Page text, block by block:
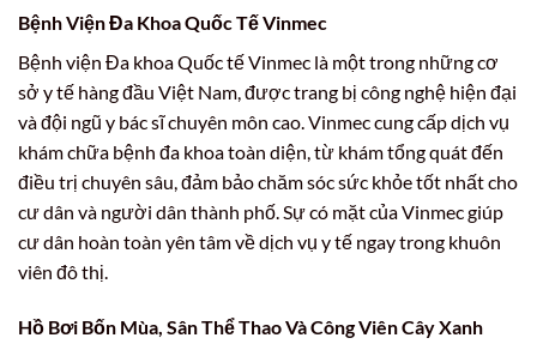
Bệnh Viện Đa Khoa Quốc Tế Vinmec
Bệnh viện Đa khoa Quốc tế Vinmec là một trong những cơ
sở y tế hàng đầu Việt Nam, được trang bị công nghệ hiện đại
và đội ngũ y bác sĩ chuyên môn cao. Vinmec cung cấp dịch vụ
khám chữa bệnh đa khoa toàn diện, từ khám tổng quát đến
điều trị chuyên sâu, đảm bảo chăm sóc sức khỏe tốt nhất cho
cư dân và người dân thành phố. Sự có mặt của Vinmec giúp
cư dân hoàn toàn yên tâm về dịch vụ y tế ngay trong khuôn
viên đô thị.
Hồ Bơi Bốn Mùa, Sân Thể Thao Và Công Viên Cây Xanh